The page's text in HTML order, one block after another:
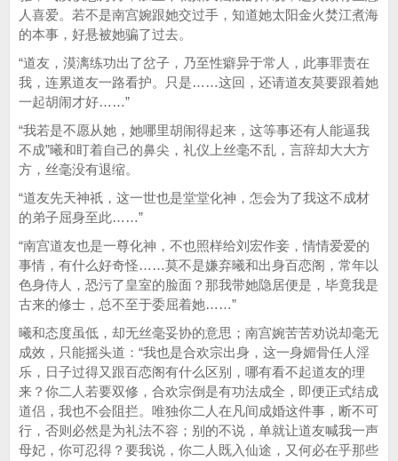
人喜爱。若不是南宫婉跟她交过手，知道她太阳金火焚江煮海
的本事，好悬被她骗了过去。
“道友，漠漓练功出了岔子，乃至性癖异于常人，此事罪责在
我，连累道友一路看护。只是……这回，还请道友莫要跟着她
一起胡闹才好……”
“我若是不愿从她，她哪里胡闹得起来，这等事还有人能逼我
不成”曦和盯着自己的鼻尖，礼仪上丝毫不乱，言辞却大大方
方，丝毫没有退缩。
“道友先天神祇，这一世也是堂堂化神，怎会为了我这不成材
的弟子屈身至此……”
“南宫道友也是一尊化神，不也照样给刘宏作妾，情情爱爱的
事情，有什么好奇怪……莫不是嫌弃曦和出身百恋阁，常年以
色身侍人，恐污了皇室的脸面？那我带她隐居便是，毕竟我是
古来的修士，总不至于委屈着她……”
曦和态度虽低，却无丝毫妥协的意思；南宫婉苦苦劝说却毫无
成效，只能摇头道：“我也是合欢宗出身，这一身媚骨任人淫
乐，日子过得又跟百恋阁有什么区别，哪有看不起道友的理
来？你二人若要双修，合欢宗倒是有功法成全，即便正式结成
道侣，我也不会阻拦。唯独你二人在凡间成婚这件事，断不可
行，否则必然是为礼法不容；别的不说，单就让道友喊我一声
母妃，你可忍得？要我说，你二人既入仙途，又何必在乎那些